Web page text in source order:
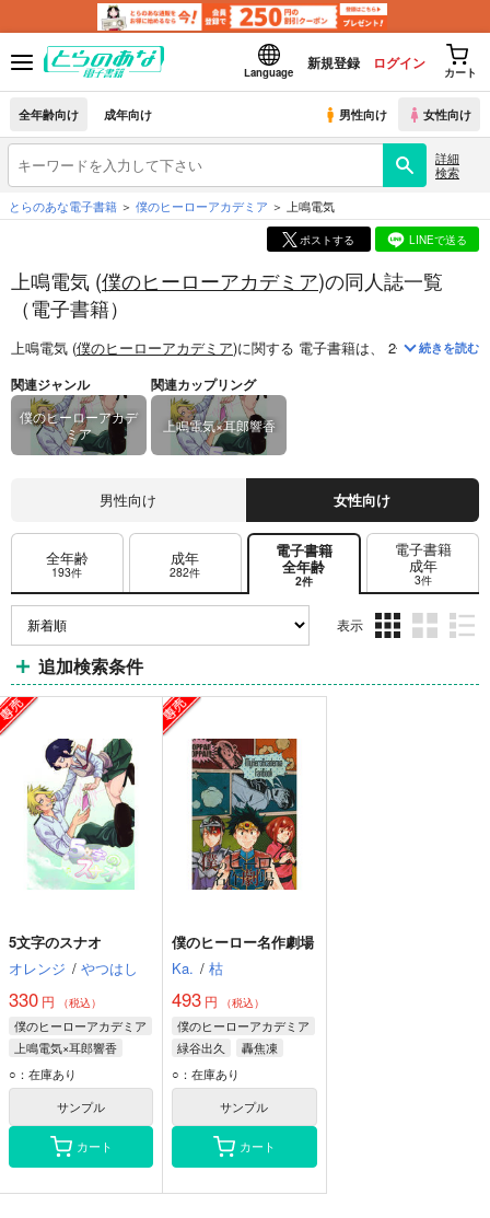
Language
新規登録 ログイン
カート
全年齢向け 成年向け 男性向け 女性向け
詳細
検索
とらのあな電子書籍 僕のヒーローアカデミア 上鳴電気
ポストする LINEで送る
上鳴電気 (僕のヒーローアカデミア)の同人誌一覧
（電子書籍）
上鳴電気 (僕のヒーローアカデミア)に関する 電子書籍は、 2件お取り扱い
続きを読む
関連ジャンル
僕のヒーローアカデ
ミア
関連カップリング
上鳴電気×耳郎響香
男性向け 女性向け
全年齢
193件
成年
282件
電子書籍
全年齢
2件
電子書籍
成年
3件
表示
ム
ム
ム
追加検索条件
5文字のスナオ
オレンジ / やつはし
330 円 （税込）
僕のヒーローアカデミア
上鳴電気×耳郎響香
上鳴電気
八百万百
○：在庫あり
サンプル
カート
僕のヒーロー名作劇場
Ka. / 枯
493 円 （税込）
僕のヒーローアカデミア
緑谷出久
轟焦凍
上鳴電気
○：在庫あり
サンプル
カート